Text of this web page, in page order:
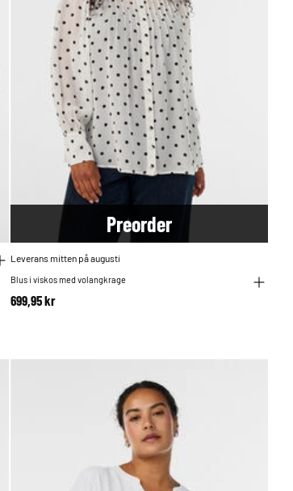
Preorder
Leverans mitten på augusti
Blus i viskos med volangkrage
699,95 kr